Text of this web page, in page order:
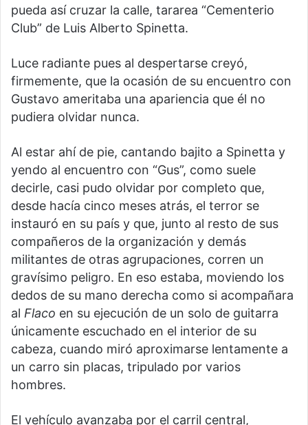
pueda así cruzar la calle, tararea “Cementerio
Club” de Luis Alberto Spinetta.
Luce radiante pues al despertarse creyó,
firmemente, que la ocasión de su encuentro con
Gustavo ameritaba una apariencia que él no
pudiera olvidar nunca.
Al estar ahí de pie, cantando bajito a Spinetta y
yendo al encuentro con “Gus”, como suele
decirle, casi pudo olvidar por completo que,
desde hacía cinco meses atrás, el terror se
instauró en su país y que, junto al resto de sus
compañeros de la organización y demás
militantes de otras agrupaciones, corren un
gravísimo peligro. En eso estaba, moviendo los
dedos de su mano derecha como si acompañara
al Flaco en su ejecución de un solo de guitarra
únicamente escuchado en el interior de su
cabeza, cuando miró aproximarse lentamente a
un carro sin placas, tripulado por varios
hombres.
El vehículo avanzaba por el carril central,